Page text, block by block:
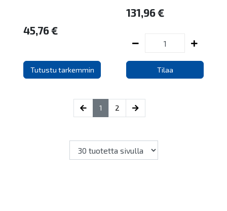
45,76 €
Tutustu tarkemmin
131,96 €
Tilaa
1 (current)
2